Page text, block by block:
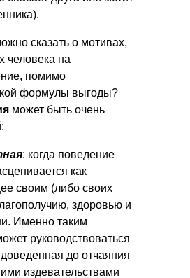
сказать о мотивах,
человека на
помимо
формулы выгоды?
может быть очень
: когда поведение
как
своим (либо своих
здоровью и
Именно таким
руководствоваться
до отчаяния
издевательствами